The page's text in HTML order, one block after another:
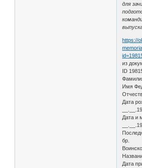
для
https://
из
ID
Имя
Дата
Дата и
бр.
Дата